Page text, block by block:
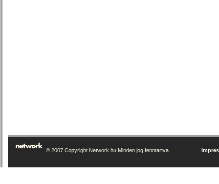
© 2007 Copyright Network.hu Minden jog fenntartva.